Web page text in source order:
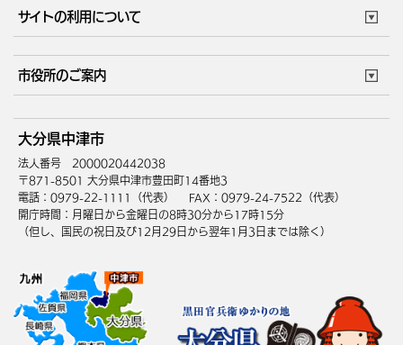
サイトの利用について
サイトマップ
市役所のご案内
庁舎地図 組織案内
中津市へのアクセス
大分県中津市
法人番号 2000020442038
〒871-8501 大分県中津市豊田町14番地3
電話：0979-22-1111（代表）
FAX：0979-24-7522（代表）
開庁時間：月曜日から金曜日の8時30分から17時15分
（但し、国民の祝日及び12月29日から翌年1月3日までは除く）